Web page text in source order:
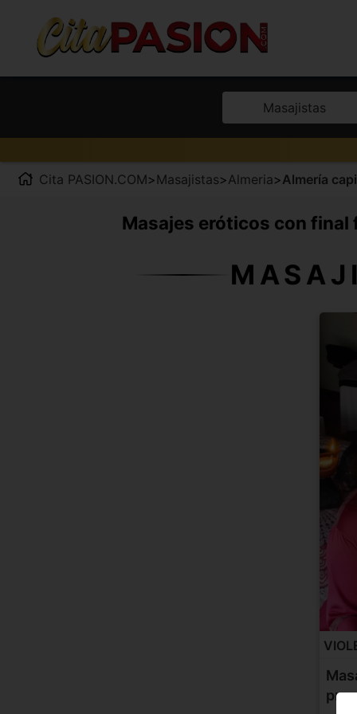
Masajistas
Cita PASION.COM>Masajistas>Almeria>Almería
Masajes eróticos con final